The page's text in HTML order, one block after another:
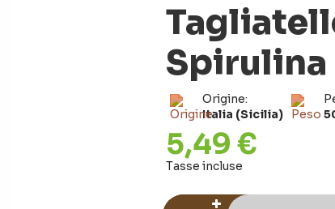
Spirulina
Origine:
Italia (Sicilia)
5,49 €
Tasse incluse